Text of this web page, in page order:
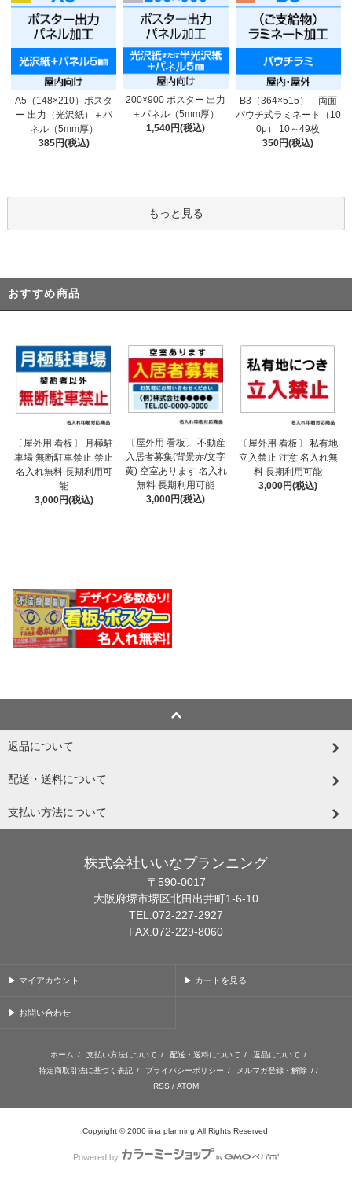
A5（148×210）ポスタ
ー 出力（光沢紙）＋パ
ネル（5mm厚）
385円(税込)
200×900 ポスター 出力
＋パネル（5mm厚）
1,540円(税込)
B3（364×515） 両面
パウチ式ラミネート（10
0μ） 10～49枚
350円(税込)
もっと見る
おすすめ商品
〔屋外用 看板〕 月極駐
車場 無断駐車禁止 禁止
名入れ無料 長期利用可
能
3,000円(税込)
〔屋外用 看板〕 不動産
入居者募集(背景赤/文字
黄) 空室あります 名入れ
無料 長期利用可能
3,000円(税込)
〔屋外用 看板〕 私有地
立入禁止 注意 名入れ無
料 長期利用可能
3,000円(税込)
返品について
配送・送料について
支払い方法について
株式会社いいなプランニング
〒590-0017
大阪府堺市堺区北田出井町1-6-10
TEL.072-227-2927
FAX.072-229-8060
▶ マイアカウント ▶ カートを見る
▶ お問い合わせ
ホーム / 支払い方法について / 配送・送料について / 返品について /
特定商取引法に基づく表記 / プライバシーポリシー / メルマガ登録・解除 / /
RSS / ATOM
Copyright © 2006 iina planning.All Rights Reserved.
Powered by